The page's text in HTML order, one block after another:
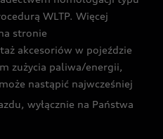
WLTP. Więcej
stronie
akcesoriów w pojeździe
zużycia paliwa/energii,
nastąpić najwcześniej
wyłącznie na Państwa